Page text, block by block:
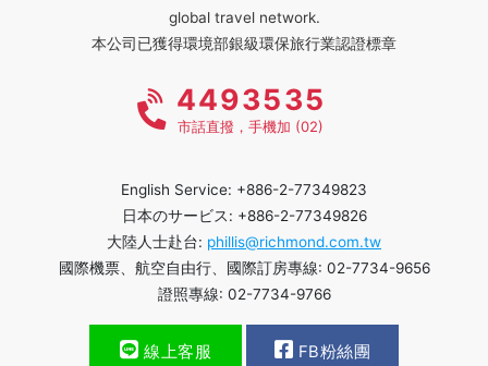
global travel network.
本公司已獲得環境部銀級環保旅行業認證標章
4493535
市話直撥，手機加 (02)
English Service: +886-2-77349823
日本のサービス: +886-2-77349826
大陸人士赴台: phillis@richmond.com.tw
國際機票、航空自由行、國際訂房專線: 02-7734-9656
證照專線: 02-7734-9766
線上客服 FB粉絲團